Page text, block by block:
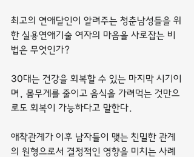
최고의 연애달인이 알려주는 청춘남성들을 위
한 실용연애기술 여자의 마음을 사로잡는 비
법은 무엇인가?
30대는 건강을 회복할 수 있는 마지막 시기이
며, 몸무게를 줄이고 음식을 가려먹는 것만으
로도 회복이 가능하다고 말한다.
애착관계가 이후 남자들이 맺는 친밀한 관계
의 원형으로서 결정적인 영향을 미치는 사례